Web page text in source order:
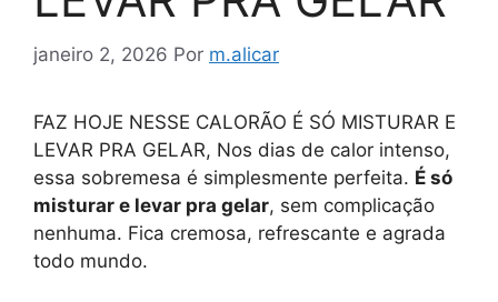
janeiro 2, 2026 Por m.alicar
FAZ HOJE NESSE CALORÃO É SÓ MISTURAR E
LEVAR PRA GELAR, Nos dias de calor intenso,
essa sobremesa é simplesmente perfeita. É só
misturar e levar pra gelar, sem complicação
nenhuma. Fica cremosa, refrescante e agrada
todo mundo.